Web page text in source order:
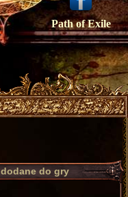
Path of Exile
do gry